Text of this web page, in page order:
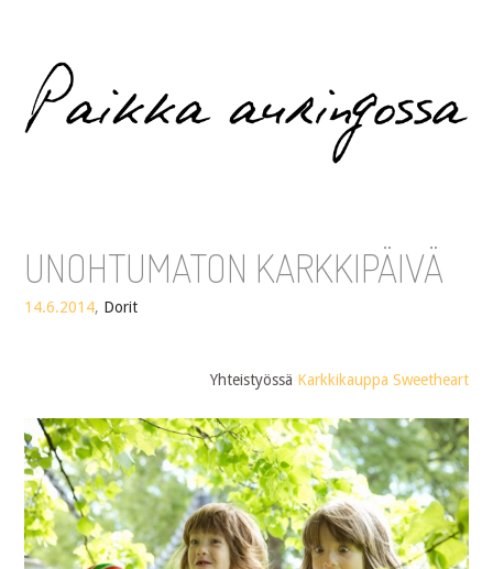
UNOHTUMATON KARKKIPÄIVÄ
14.6.2014, Dorit
Yhteistyössä Karkkikauppa Sweetheart